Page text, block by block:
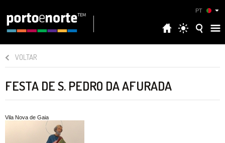
PT
VOLTAR
FESTA DE S. PEDRO DA AFURADA
Vila Nova de Gaia